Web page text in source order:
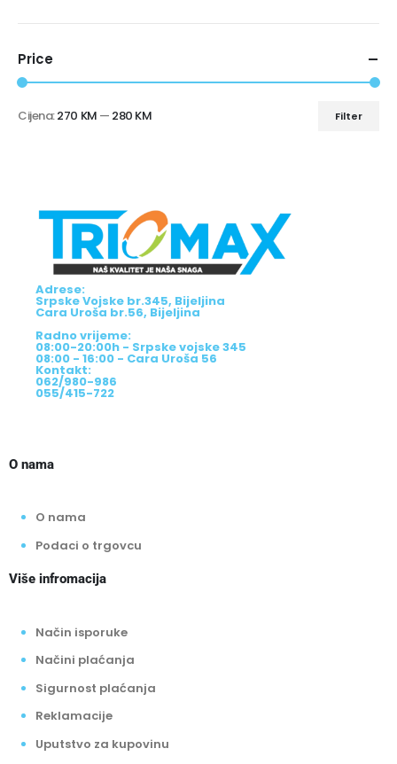
Price
Filter
Cijena:270 KM — 280 KM
Adrese:
Srpske Vojske br.345, Bijeljina
Cara Uroša br.56, Bijeljina
Radno vrijeme:
08:00-20:00h - Srpske vojske 345
08:00 - 16:00 - Cara Uroša 56
Kontakt:
062/980-986
055/415-722
O nama
O nama
Podaci o trgovcu
Više infromacija
Način isporuke
Načini plaćanja
Sigurnost plaćanja
Reklamacije
Uputstvo za kupovinu